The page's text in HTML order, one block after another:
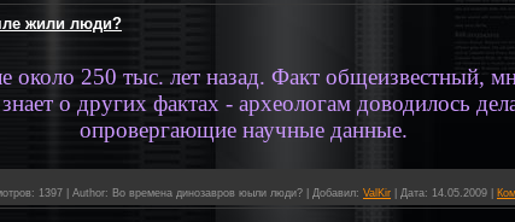
жили люди?
около 250 тыс. лет назад. Факт общеизвестный,
о других фактах - археологам доводилось
опровергающие научные данные.
1397 Author: Во времена динозавров юыли люди? Добавил: ValKir Дата: 14.05.2009